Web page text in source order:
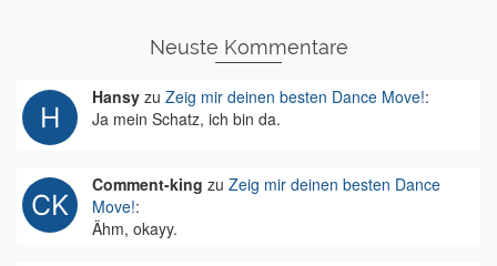
Neuste Kommentare
Hansy zu Zeig mir deinen besten Dance Move!:
Ja mein Schatz, ich bin da.
Comment-king zu Zeig mir deinen besten Dance
Move!:
Ähm, okayy.